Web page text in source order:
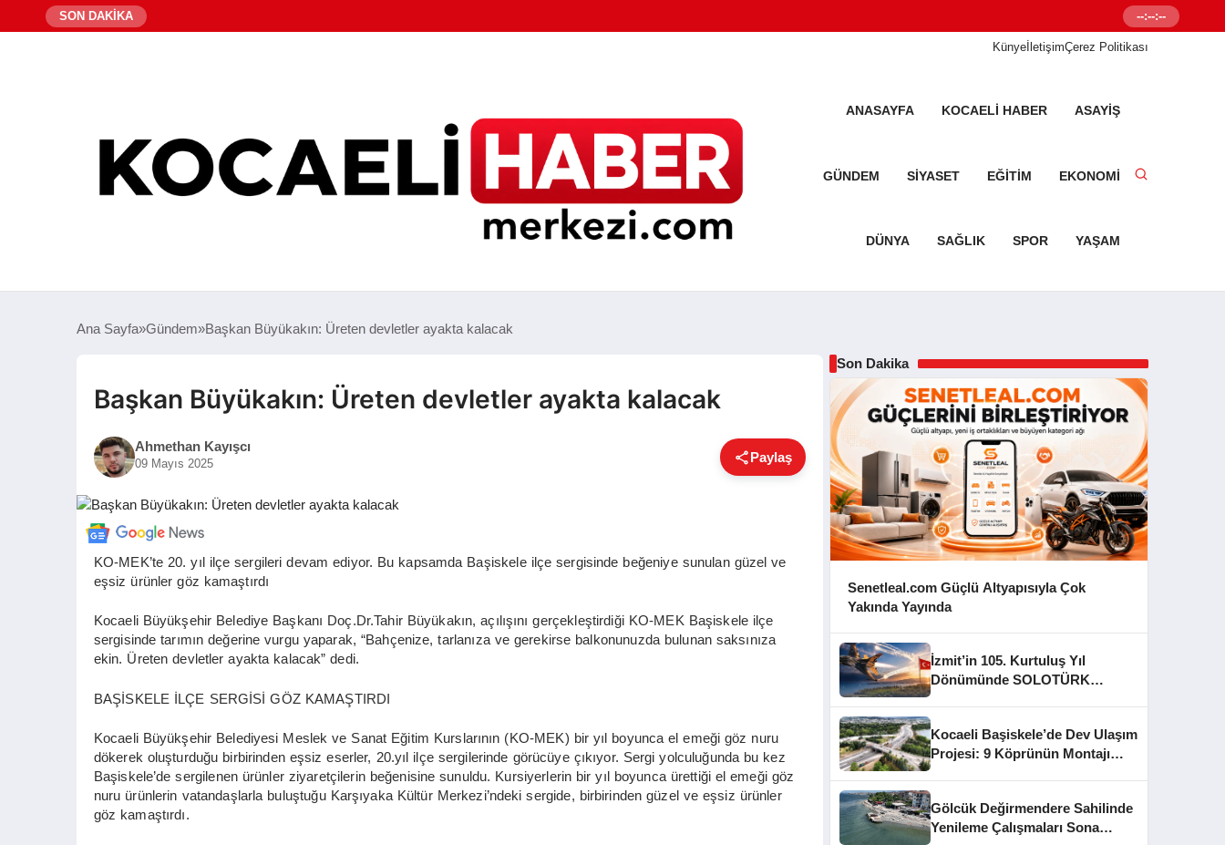
SON DAKİKA Senetleal.com
--:--:--
KünyeİletişimÇerez Politikası
ANASAYFA KOCAELI HABER ASAYIŞ
GÜNDEM SIYASET EĞITIM EKONOMI
DÜNYA SAĞLIK SPOR YAŞAM
Ana Sayfa Gündem Başkan Büyükakın: Üreten devletler ayakta kalacak
Başkan Büyükakın: Üreten devletler ayakta kalacak
Ahmethan Kayışcı
09 Mayıs 2025 Paylaş
KO-MEK’te 20. yıl ilçe sergileri devam ediyor. Bu kapsamda Başiskele ilçe sergisinde beğeniye sunulan güzel ve
eşsiz ürünler göz kamaştırdı
Kocaeli Büyükşehir Belediye Başkanı Doç.Dr.Tahir Büyükakın, açılışını gerçekleştirdiği KO-MEK Başiskele ilçe
sergisinde tarımın değerine vurgu yaparak, “Bahçenize, tarlanıza ve gerekirse balkonunuzda bulunan saksınıza
ekin. Üreten devletler ayakta kalacak” dedi.
BAŞİSKELE İLÇE SERGİSİ GÖZ KAMAŞTIRDI
Kocaeli Büyükşehir Belediyesi Meslek ve Sanat Eğitim Kurslarının (KO-MEK) bir yıl boyunca el emeği göz nuru
dökerek oluşturduğu birbirinden eşsiz eserler, 20.yıl ilçe sergilerinde görücüye çıkıyor. Sergi yolculuğunda bu kez
Başiskele’de sergilenen ürünler ziyaretçilerin beğenisine sunuldu. Kursiyerlerin bir yıl boyunca ürettiği el emeği göz
nuru ürünlerin vatandaşlarla buluştuğu Karşıyaka Kültür Merkezi’ndeki sergide, birbirinden güzel ve eşsiz ürünler
göz kamaştırdı.
Son Dakika
Senetleal.com Güçlü Altyapısıyla Çok
Yakında Yayında
İzmit’in 105. Kurtuluş Yıl
Dönümünde SOLOTÜRK
Kocaeli Başiskele’de Dev Ulaşım
Projesi: 9 Köprünün Montajı
Gölcük Değirmendere Sahilinde
Yenileme Çalışmaları Sona